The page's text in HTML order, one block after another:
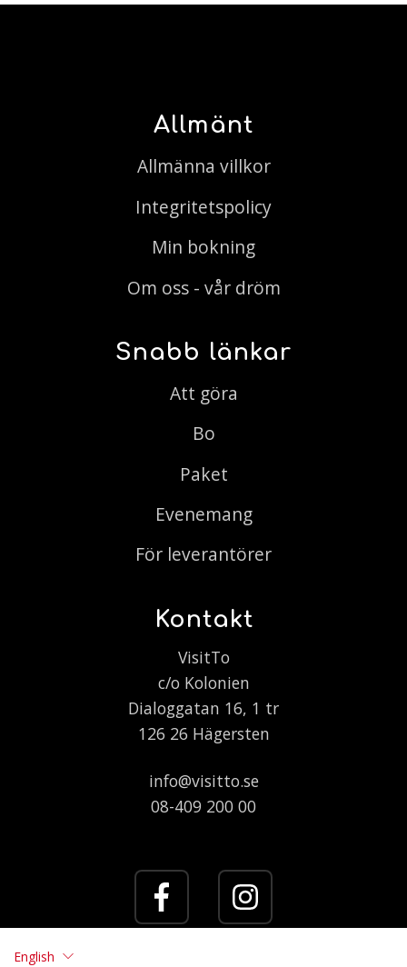
Allmänt
Allmänna villkor
Integritetspolicy
Min bokning
Om oss - vår dröm
Snabb länkar
Att göra
Bo
Paket
Evenemang
För leverantörer
Kontakt
VisitTo
c/o Kolonien
Dialoggatan 16, 1 tr
126 26 Hägersten
info@visitto.se
08-409 200 00
English